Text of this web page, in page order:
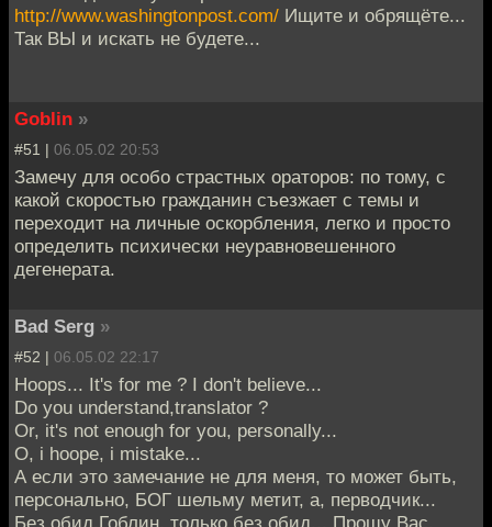
http://www.washingtonpost.com/ Ищите и обрящёте...
Так ВЫ и искать не будете...
Goblin »
#51 | 06.05.02 20:53
Замечу для особо страстных ораторов: по тому, с
какой скоростью гражданин съезжает с темы и
переходит на личные оскорбления, легко и просто
определить психически неуравновешенного
дегенерата.
Bad Serg »
#52 | 06.05.02 22:17
Hoops... It's for me ? I don't believe...
Do you understand,translator ?
Or, it's not enough for you, personally...
O, i hoope, i mistake...
А если это замечание не для меня, то может быть,
персонально, БОГ шельму метит, а, перводчик...
Без обид,Гоблин, только без обид... Прошу Вас.